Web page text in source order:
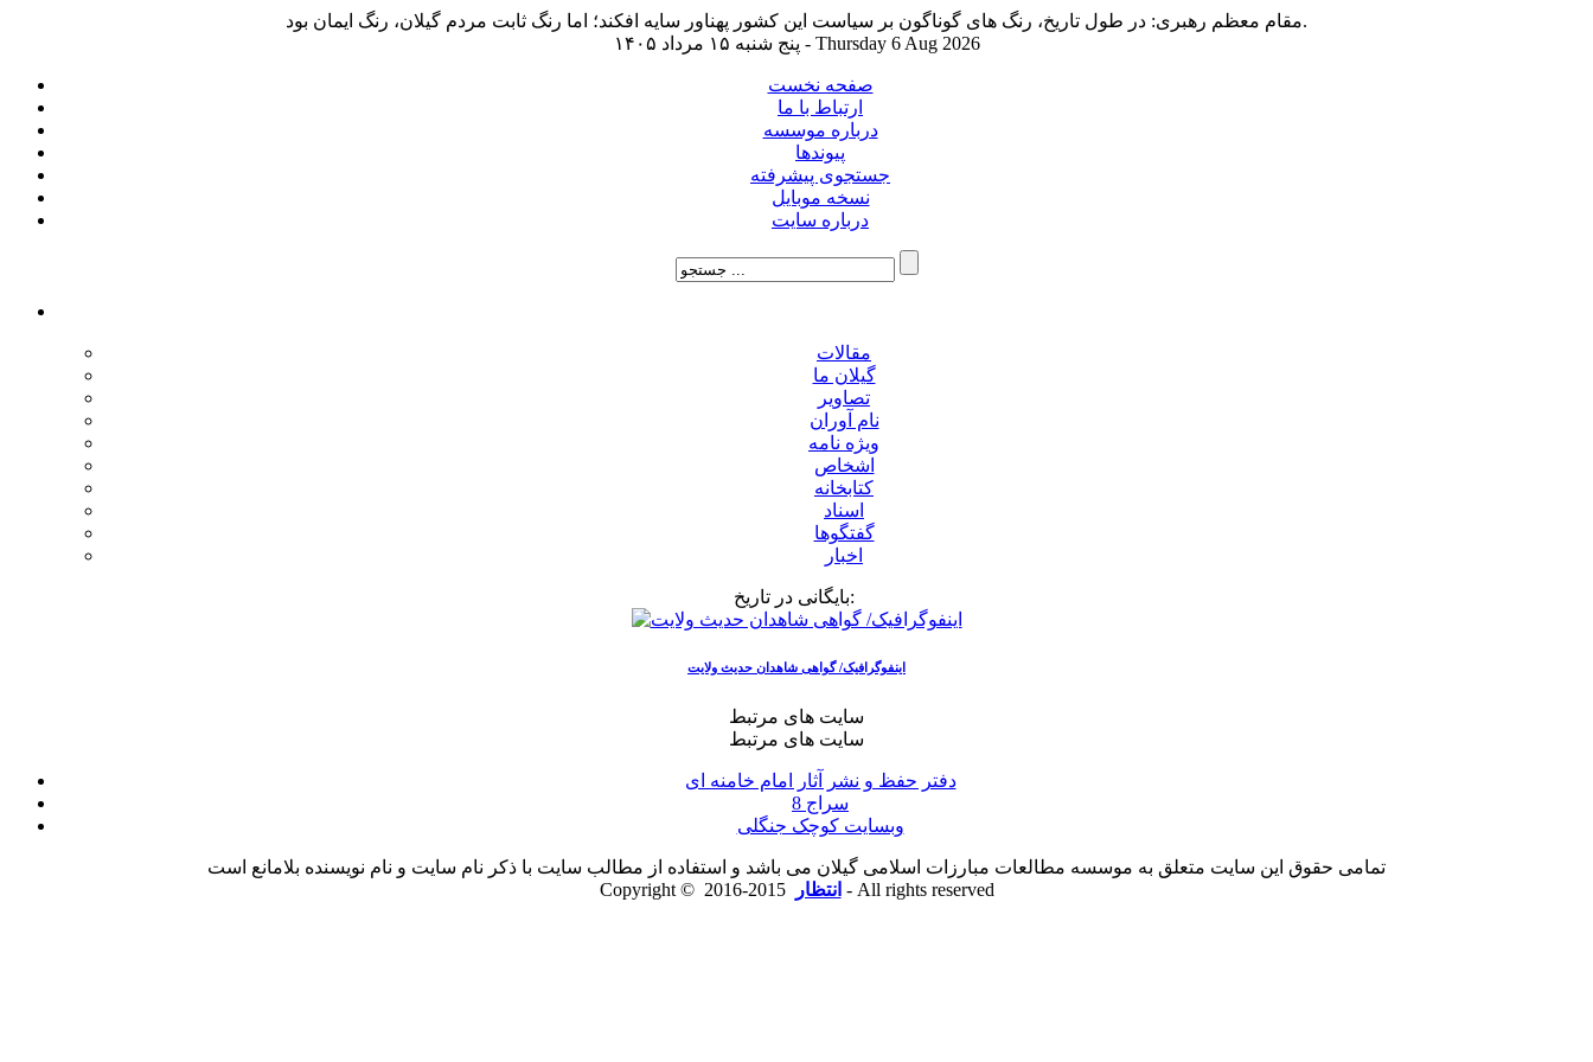
مقام معظم رهبری: در طول تاریخ، رنگ های گوناگون بر سیاست این کشور پهناور سایه افکند؛ اما رنگ ثابت مردم گیلان، رنگ ایمان بود.
پنج شنبه ۱۵ مرداد ۱۴۰۵ - Thursday 6 Aug 2026
صفحه نخست
ارتباط با ما
درباره موسسه
پیوندها
جستجوی پیشرفته
نسخه موبایل
درباره سایت
مقالات
گیلان ما
تصاویر
نام آوران
ویژه نامه
اشخاص
کتابخانه
اسناد
گفتگوها
اخبار
بایگانی در تاریخ:
اینفوگرافیک/ گواهی شاهدان حدیث ولایت
سایت های مرتبط
سایت های مرتبط
دفتر حفظ و نشر آثار امام خامنه ای
سراج 8
وبسایت کوچک جنگلی
تمامی حقوق این سایت متعلق به موسسه مطالعات مبارزات اسلامی گیلان می باشد و استفاده از مطالب سایت با ذکر نام سایت و نام نویسنده بلامانع است
Copyright ©
انتظار 2015-2016 - All rights reserved